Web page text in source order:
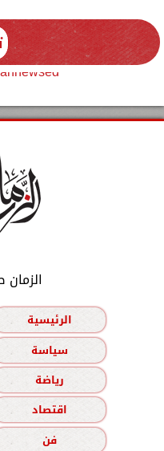
الرئيسية
سياسة
رياضة
اقتصاد
فن